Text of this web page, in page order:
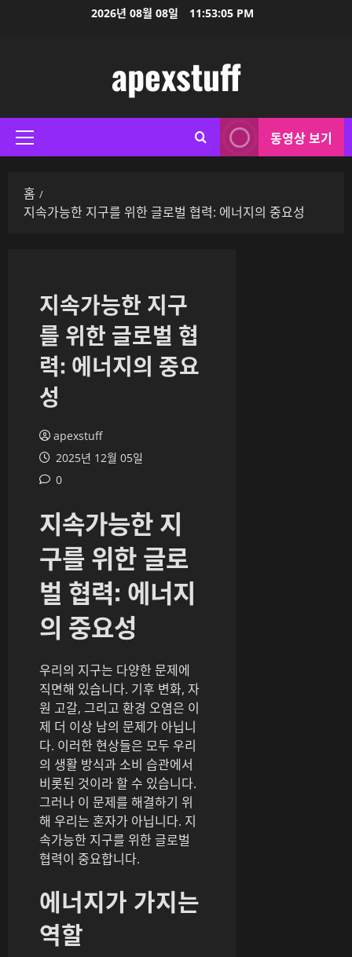
가
2026년 08월 08일 11:53:05 PM
apexstuff
기
본
뉴
동영상 보기
홈
지속가능한 지구를 위한 글로벌 협력: 에너지의 중요성
지속가능한 지구
를 위한 글로벌 협
력: 에너지의 중요
성
apexstuff
2025년 12월 05일
0
지속가능한 지
구를 위한 글로
벌 협력: 에너지
의 중요성
우리의 지구는 다양한 문제에
직면해 있습니다. 기후 변화, 자
원 고갈, 그리고 환경 오염은 이
제 더 이상 남의 문제가 아닙니
다. 이러한 현상들은 모두 우리
의 생활 방식과 소비 습관에서
비롯된 것이라 할 수 있습니다.
그러나 이 문제를 해결하기 위
해 우리는 혼자가 아닙니다. 지
속가능한 지구를 위한 글로벌
협력이 중요합니다.
에너지가 가지는
역할